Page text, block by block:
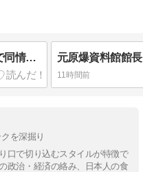
中国「日本は原爆被害者の立場で同情を買おうとするのを止めろ」
11時間前
を深掘り
口で切り込むスタイルが特徴で
政治・経済の絡み、日本人の食